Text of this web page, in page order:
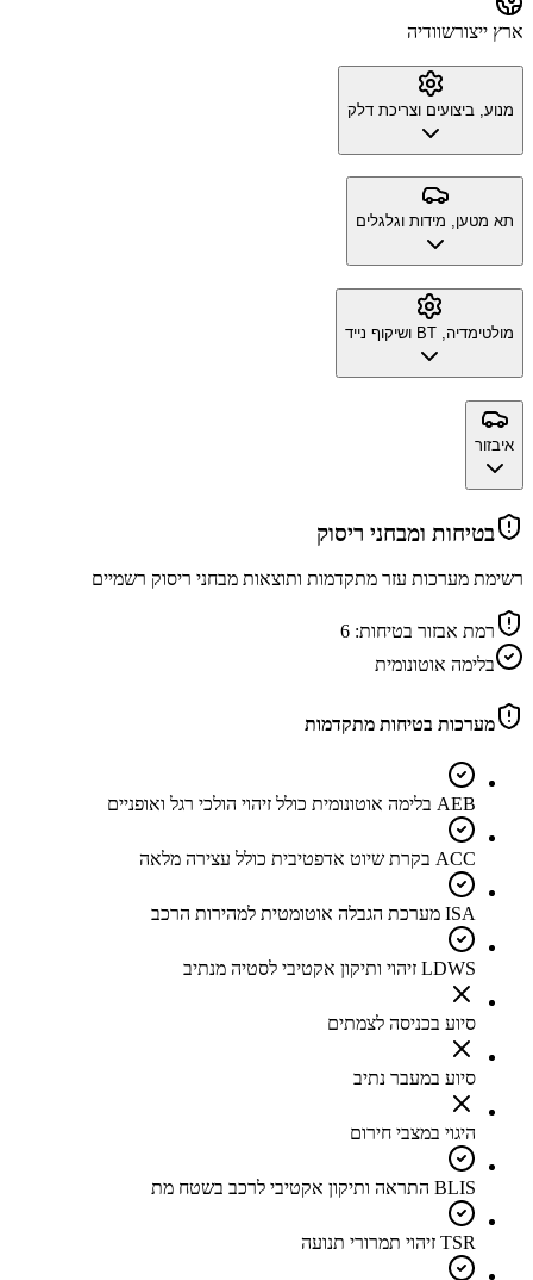
ארץ ייצורשוודיה
מנוע, ביצועים וצריכת דלק
תא מטען, מידות וגלגלים
מולטימדיה, BT ושיקוף נייד
איבזור
בטיחות ומבחני ריסוק
רשימת מערכות עזר מתקדמות ותוצאות מבחני ריסוק רשמיים
רמת אבזור בטיחות: 6
בלימה אוטונומית
מערכות בטיחות מתקדמות
AEB בלימה אוטונומית כולל זיהוי הולכי רגל ואופניים
ACC בקרת שיוט אדפטיבית כולל עצירה מלאה
ISA מערכת הגבלה אוטומטית למהירות הרכב
LDWS זיהוי ותיקון אקטיבי לסטיה מנתיב
סיוע בכניסה לצמתים
סיוע במעבר נתיב
היגוי במצבי חירום
BLIS התראה ותיקון אקטיבי לרכב בשטח מת
TSR זיהוי תמרורי תנועה